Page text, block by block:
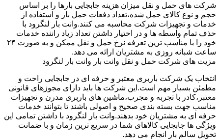
شرکت های حمل و نقل میزان هزینه جابجایی بارها را بر اساس
حجم و نوع کالای حمل شده،تعداد دفعات حمل بار و استفاده از
خدمات و تجهیزات شرکت محاسبه می کنند.وانت بار لنگرود با
حذف تمام واسطه ها و در اختیار داشتن تعداد زیاد راننده خدمات
خود را با مناسب ترین تعرفه نرخ حمل و نقل ممکن و به صورت ۲۴
ساعت شبانه روزی به مشتریان ارائه می دهد.
مزیت های شرکت حمل و نقل وانت بار وانت بار لنگرود
انتخاب یک شرکت باربری معتبر و حرفه ای در جابجایی راحت و
مطمئن بسیار مهم است.این شرکت ها باید دارای مجوزهای قانونی
معتبر،کادر با تجربه و مجرب،ماشین های باربری مدرن و تجهیزات
مناسب جهت بسته بندی صحیح و اصولی باشند تا بتوانند خدمات
حرفه ای به مشتریان خود بدهند.وانت بار لنگرود با داشتن تمامی این
ویژگی ها جابجایی کالاهای شما در سریع ترین زمان و با ضمانت
تحویل سالم بار انجام می دهد.